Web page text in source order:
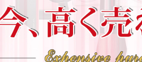
トになって届くので、自宅から簡単
定とお振込みまで完了しました。この